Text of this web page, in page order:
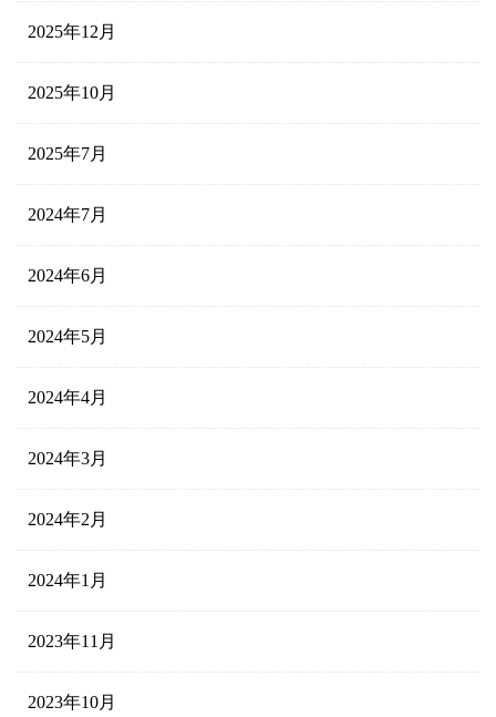
2025年12月
2025年10月
2025年7月
2024年7月
2024年6月
2024年5月
2024年4月
2024年3月
2024年2月
2024年1月
2023年11月
2023年10月